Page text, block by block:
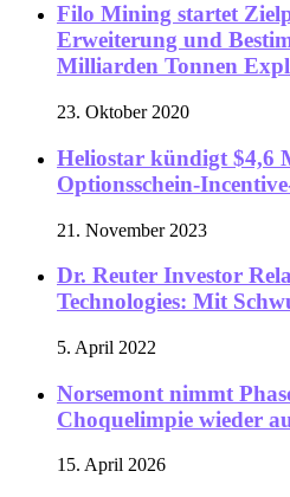
Filo Mining startet
Erweiterung und
Milliarden Tonnen
23. Oktober 2020
Heliostar kündigt $4,6
Optionsschein-
21. November 2023
Dr. Reuter Investor
Technologies: Mit
5. April 2022
Norsemont nimmt
Choquelimpie wieder
15. April 2026